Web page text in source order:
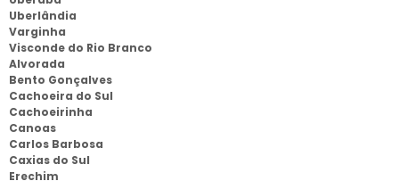
Uberlândia
Varginha
Visconde do Rio Branco
Alvorada
Bento Gonçalves
Cachoeira do Sul
Cachoeirinha
Canoas
Carlos Barbosa
Caxias do Sul
Erechim